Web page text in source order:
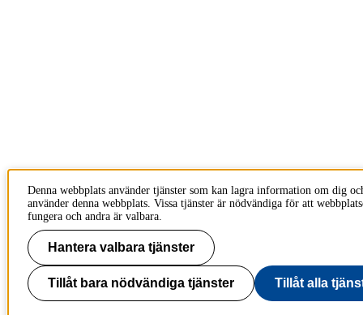
Denna webbplats använder tjänster som kan lagra information om dig
använder denna webbplats. Vissa tjänster är nödvändiga för att
fungera och andra är valbara.
Hantera valbara tjänster
Tillåt bara nödvändiga tjänster Tillåt alla